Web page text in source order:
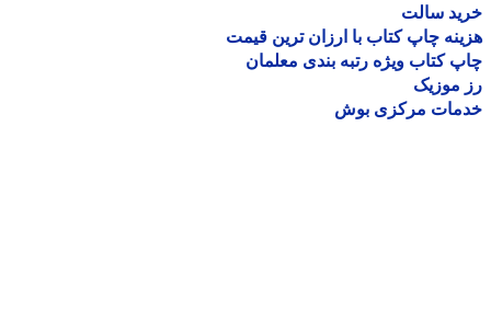
سالت
چاپ کتاب با ارزان ترین قیمت
کتاب ویژه رتبه بندی معلمان
موزیک
مرکزی بوش